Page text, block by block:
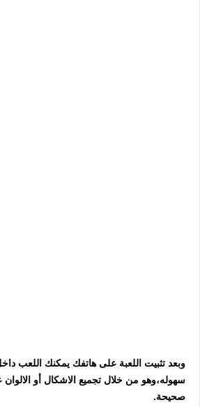
وبعد تثبيت اللعبة على هاتفك يمكنك اللعب
سهوله،وهو من خلال تجميع الاشكال أو
صحيحة.